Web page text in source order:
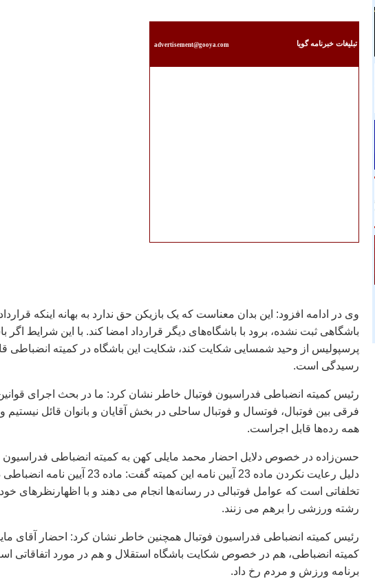
تبليغات خبرنامه گويا advertisement@gooya.com
وی در ادامه افزود: این بدان معناست که یک بازیکن حق ندارد به بهانه اینکه
باشگاهی ثبت نشده، برود با باشگاه‌های دیگر قرارداد امضا کند. با این شرایط اگر
پرسپولیس از وحید شمسایی شکایت کند، شکایت این باشگاه در کمیته انضباطی
رسیدگی است.
رئیس کمیته انضباطی فدراسیون فوتبال خاطر نشان کرد: ما در بحث اجرای
فرقی بین فوتبال، فوتسال و فوتبال ساحلی در بخش آقایان و بانوان قائل نیستیم و
همه رده‌ها قابل اجراست.
حسن‌زاده در خصوص دلایل احضار محمد مایلی کهن به کمیته انضباطی فدراسیون
دلیل رعایت نکردن ماده 23 آیین نامه این کمیته گفت:
تخلفاتی است که عوامل فوتبالی در رسانه‌ها انجام می دهند و با اظهارنظرهای
رشته ورزشی را برهم می زنند.
رئیس کمیته انضباطی فدراسیون فوتبال همچنین خاطر نشان کرد: احضار آقای
کمیته انضباطی، هم در خصوص شکایت باشگاه استقلال و هم در مورد اتفاقاتی
برنامه ورزش و مردم رخ داد.